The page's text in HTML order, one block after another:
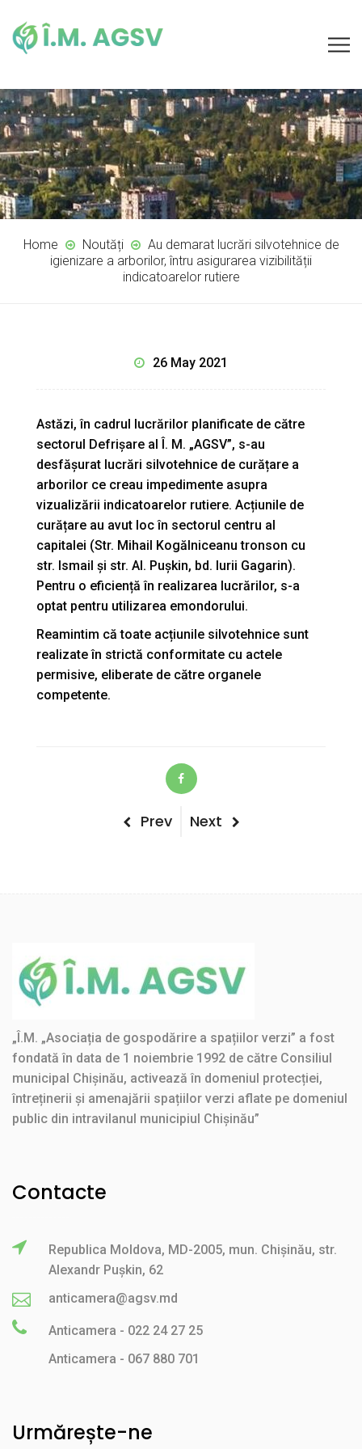
Home Noutăți
Au demarat lucrări silvotehnice de
igienizare a arborilor, întru asigurarea vizibilității
indicatoarelor rutiere
26 May 2021
Astăzi, în cadrul lucrărilor planificate de către
sectorul Defrișare al Î. M. „AGSV”, s-au
desfășurat lucrări silvotehnice de curățare a
arborilor ce creau impedimente asupra
vizualizării indicatoarelor rutiere. Acțiunile de
curățare au avut loc în sectorul centru al
capitalei (Str. Mihail Kogălniceanu tronson cu
str. Ismail și str. Al. Pușkin, bd. Iurii Gagarin).
Pentru o eficiență în realizarea lucrărilor, s-a
optat pentru utilizarea emondorului.
Reamintim că toate acțiunile silvotehnice sunt
realizate în strictă conformitate cu actele
permisive, eliberate de către organele
competente.
Previous
Prev
Next
Next
„Î.M. „Asociația de gospodărire a spațiilor verzi” a fost
fondată în data de 1 noiembrie 1992 de către Consiliul
municipal Chișinău, activează în domeniul protecției,
întreținerii și amenajării spațiilor verzi aflate pe domeniul
public din intravilanul municipiul Chișinău”
Contacte
Republica Moldova, MD-2005, mun. Chișinău, str.
Alexandr Pușkin, 62
anticamera@agsv.md
Anticamera - 022 24 27 25
Anticamera - 067 880 701
Urmărește-ne